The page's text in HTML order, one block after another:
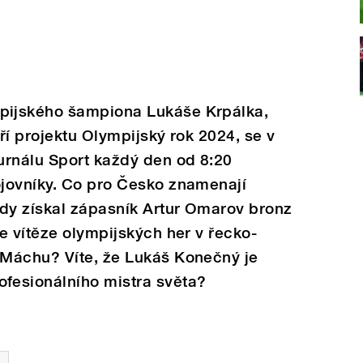
šampiona Lukáše Krpálka,
projektu Olympijský rok 2024, se v
Sport každý den od 8:20
Co pro Česko znamenají
získal zápasník Artur Omarov bronz
vítěze olympijských her v řecko-
Víte, že Lukáš Konečný je
mistra světa?